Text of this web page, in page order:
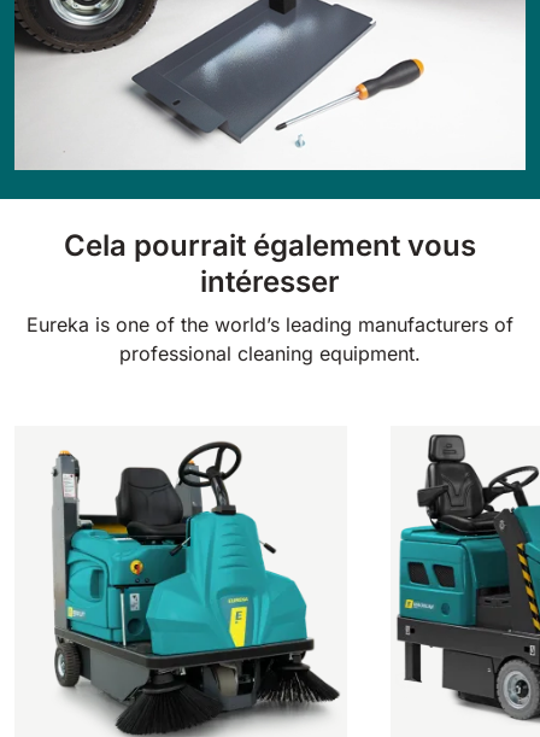
Cela pourrait également vous
intéresser
Eureka is one of the world’s leading manufacturers of
professional cleaning equipment.